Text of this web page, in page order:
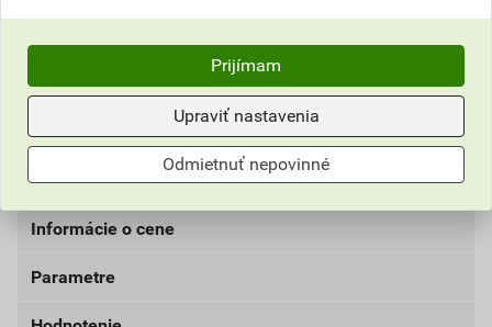
pomocou štetca alebo hladidla. Vďaka rýchlemu
vytvrdnutiu CL 50 na vopred pripravených podkladoch
je možné pristúpiť k lepeniu obkladov a dlažby ešte v
ten istý deň. Hydroizoláciu možno použiť na betón,
cementové potery (aj s podlahovým vykurovaním),
vápenno-cementové omietky, pórobetón, anhydrit,
sadrokartónové dosky a sadrové podklady a omietky.
Informácie o cene
Aktuálna predajná cena po zľave 22% z cenníkovej
Parametre
Prijímam
Upraviť nastavenia
Odmietnuť nepovinné